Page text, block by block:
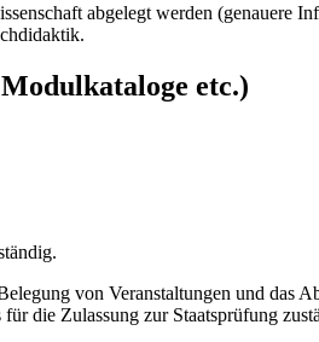
abgelegt werden (genauere
etc.)
von Veranstaltungen und das
die Zulassung zur Staatsprüfung